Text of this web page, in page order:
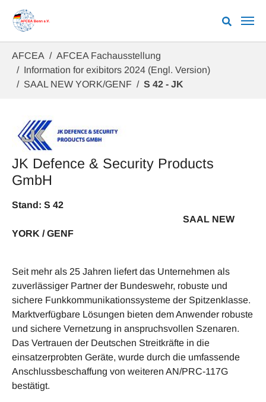
AFCEA
AFCEA Fachausstellung
Information for exibitors 2024 (Engl. Version)
SAAL NEW YORK/GENF
S 42 - JK
JK Defence & Security Products
GmbH
Stand: S 42
SAAL NEW
YORK / GENF
Seit mehr als 25 Jahren liefert das Unternehmen als
zuverlässiger Partner der Bundeswehr, robuste und
sichere Funkkommunikationssysteme der Spitzenklasse.
Marktverfügbare Lösungen bieten dem Anwender robuste
und sichere Vernetzung in anspruchsvollen Szenaren.
Das Vertrauen der Deutschen Streitkräfte in die
einsatzerprobten Geräte, wurde durch die umfassende
Anschlussbeschaffung von weiteren AN/PRC-117G
bestätigt.